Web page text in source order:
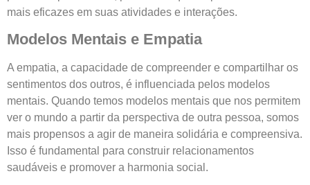
mais eficazes em suas atividades e interações.
Modelos Mentais e Empatia
A empatia, a capacidade de compreender e compartilhar os
sentimentos dos outros, é influenciada pelos modelos
mentais. Quando temos modelos mentais que nos permitem
ver o mundo a partir da perspectiva de outra pessoa, somos
mais propensos a agir de maneira solidária e compreensiva.
Isso é fundamental para construir relacionamentos
saudáveis e promover a harmonia social.